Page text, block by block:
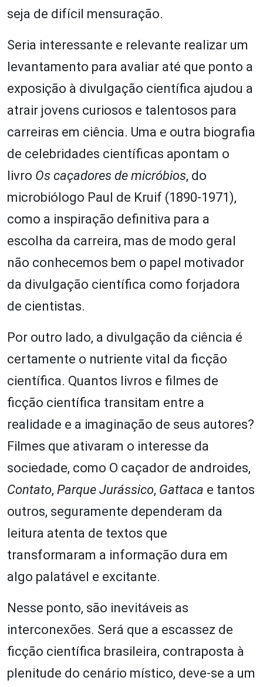
seja de difícil mensuração.
Seria interessante e relevante realizar um
levantamento para avaliar até que ponto a
exposição à divulgação científica ajudou a
atrair jovens curiosos e talentosos para
carreiras em ciência. Uma e outra biografia
de celebridades científicas apontam o
livro Os caçadores de micróbios, do
microbiólogo Paul de Kruif (1890-1971),
como a inspiração definitiva para a
escolha da carreira, mas de modo geral
não conhecemos bem o papel motivador
da divulgação científica como forjadora
de cientistas.
Por outro lado, a divulgação da ciência é
certamente o nutriente vital da ficção
científica. Quantos livros e filmes de
ficção científica transitam entre a
realidade e a imaginação de seus autores?
Filmes que ativaram o interesse da
sociedade, como O caçador de androides,
Contato, Parque Jurássico, Gattaca e tantos
outros, seguramente dependeram da
leitura atenta de textos que
transformaram a informação dura em
algo palatável e excitante.
Nesse ponto, são inevitáveis as
interconexões. Será que a escassez de
ficção científica brasileira, contraposta à
plenitude do cenário místico, deve-se a um